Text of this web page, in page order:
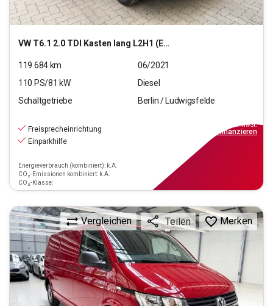
VW T6.1 2.0 TDI Kasten lang L2H1 (EURO 6d)
119.684km
06/2021
110 PS/81 kW
Diesel
Schaltgetriebe
Berlin / Ludwigsfelde
Freisprecheinrichtung
Einparkhilfe
Energieverbrauch (kombiniert): k.A.
CO₂-Emissionen kombiniert: k.A.
CO₂-Klasse:
inkl.MwSt.
finanzieren
Vergleichen Teilen Merken